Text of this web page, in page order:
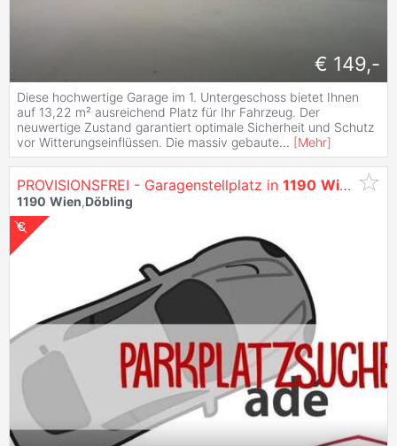
€ 149,-
Diese hochwertige Garage im 1. Untergeschoss bietet Ihnen
auf 13,22 m² ausreichend Platz für Ihr Fahrzeug. Der
neuwertige Zustand garantiert optimale Sicherheit und Schutz
vor Witterungseinflüssen. Die massiv gebaute... [Mehr]
PROVISIONSFREI - Garagenstellplatz in 1190 Wien !
1190 Wien,Döbling